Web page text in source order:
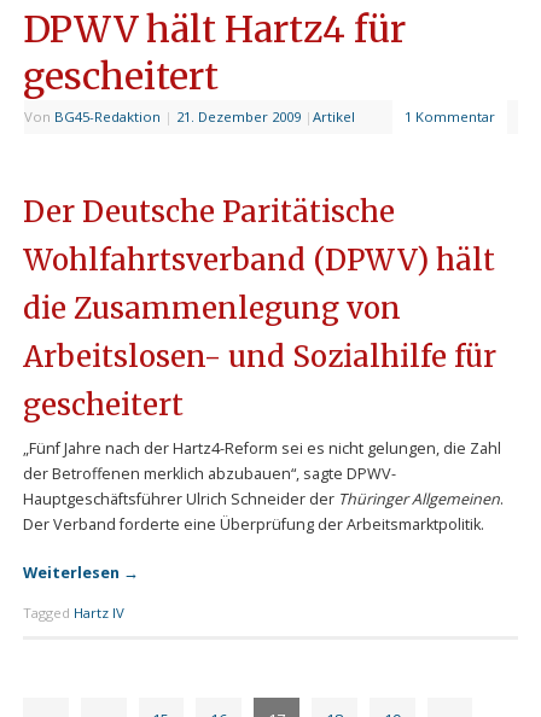
DPWV hält Hartz4 für
gescheitert
Von BG45-Redaktion | 21. Dezember 2009 | Artikel 1 Kommentar
Der Deutsche Paritätische
Wohlfahrtsverband (DPWV) hält
die Zusammenlegung von
Arbeitslosen- und Sozialhilfe für
gescheitert
„Fünf Jahre nach der Hartz4-Reform sei es nicht gelungen, die Zahl
der Betroffenen merklich abzubauen“, sagte DPWV-
Hauptgeschäftsführer Ulrich Schneider der Thüringer Allgemeinen.
Der Verband forderte eine Überprüfung der Arbeitsmarktpolitik.
Weiterlesen →
Tagged Hartz IV